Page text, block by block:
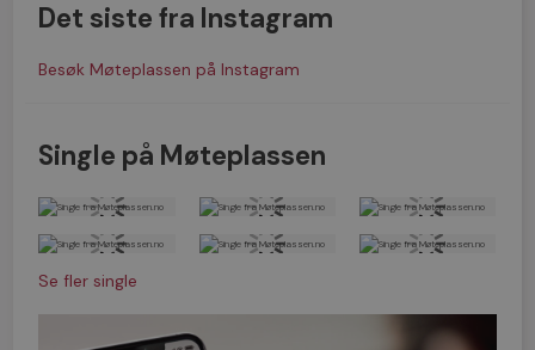
Det siste fra Instagram
Besøk Møteplassen på Instagram
Single på Møteplassen
Se fler single